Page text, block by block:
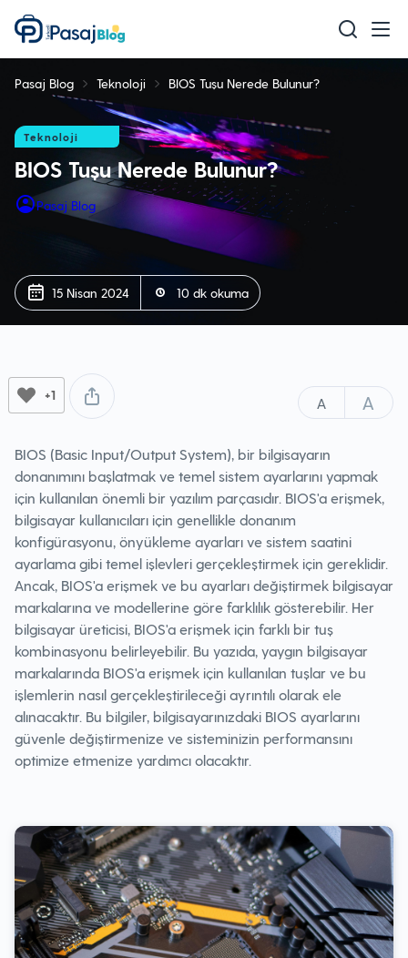
Teknoloji
Mobil
Oyun
Sağlık & Bakım
Ev & Yaşam
Eğitim
Pasaj Blog Teknoloji BIOS Tuşu Nerede Bulunur?
Teknoloji
BIOS Tuşu Nerede Bulunur?
Pasaj Blog
15 Nisan 2024 10 dk okuma
+1 A A
BIOS (Basic Input/Output System), bir bilgisayarın
donanımını başlatmak ve temel sistem ayarlarını yapmak
için kullanılan önemli bir yazılım parçasıdır. BIOS'a erişmek,
bilgisayar kullanıcıları için genellikle donanım
konfigürasyonu, önyükleme ayarları ve sistem saatini
ayarlama gibi temel işlevleri gerçekleştirmek için gereklidir.
Ancak, BIOS'a erişmek ve bu ayarları değiştirmek bilgisayar
markalarına ve modellerine göre farklılık gösterebilir. Her
bilgisayar üreticisi, BIOS'a erişmek için farklı bir tuş
kombinasyonu belirleyebilir. Bu yazıda, yaygın bilgisayar
markalarında BIOS'a erişmek için kullanılan tuşlar ve bu
işlemlerin nasıl gerçekleştirileceği ayrıntılı olarak ele
alınacaktır. Bu bilgiler, bilgisayarınızdaki BIOS ayarlarını
güvenle değiştirmenize ve sisteminizin performansını
optimize etmenize yardımcı olacaktır.